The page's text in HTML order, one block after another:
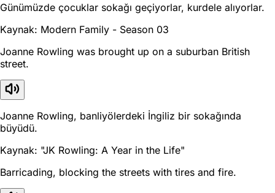
Günümüzde çocuklar sokağı geçiyorlar, kurdele alıyorlar.
Kaynak: Modern Family - Season 03
Joanne Rowling was brought up on a suburban British
street.
Joanne Rowling, banliyölerdeki İngiliz bir sokağında
büyüdü.
Kaynak: "JK Rowling: A Year in the Life"
Barricading, blocking the streets with tires and fire.